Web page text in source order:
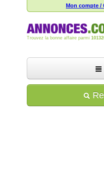
Mon compte /
Trouvez la bonne affaire parmi